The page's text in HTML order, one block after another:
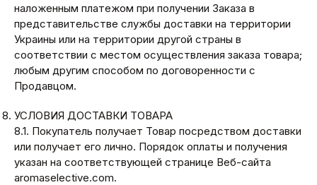
наложенным платежом при получении Заказа в
представительстве службы доставки на территории
Украины или на территории другой страны в
соответствии с местом осуществления заказа товара;
любым другим способом по договоренности с
Продавцом.
УСЛОВИЯ ДОСТАВКИ ТОВАРА
8.1. Покупатель получает Товар посредством доставки
или получает его лично. Порядок оплаты и получения
указан на соответствующей странице Веб-сайта
aromaselective.com.